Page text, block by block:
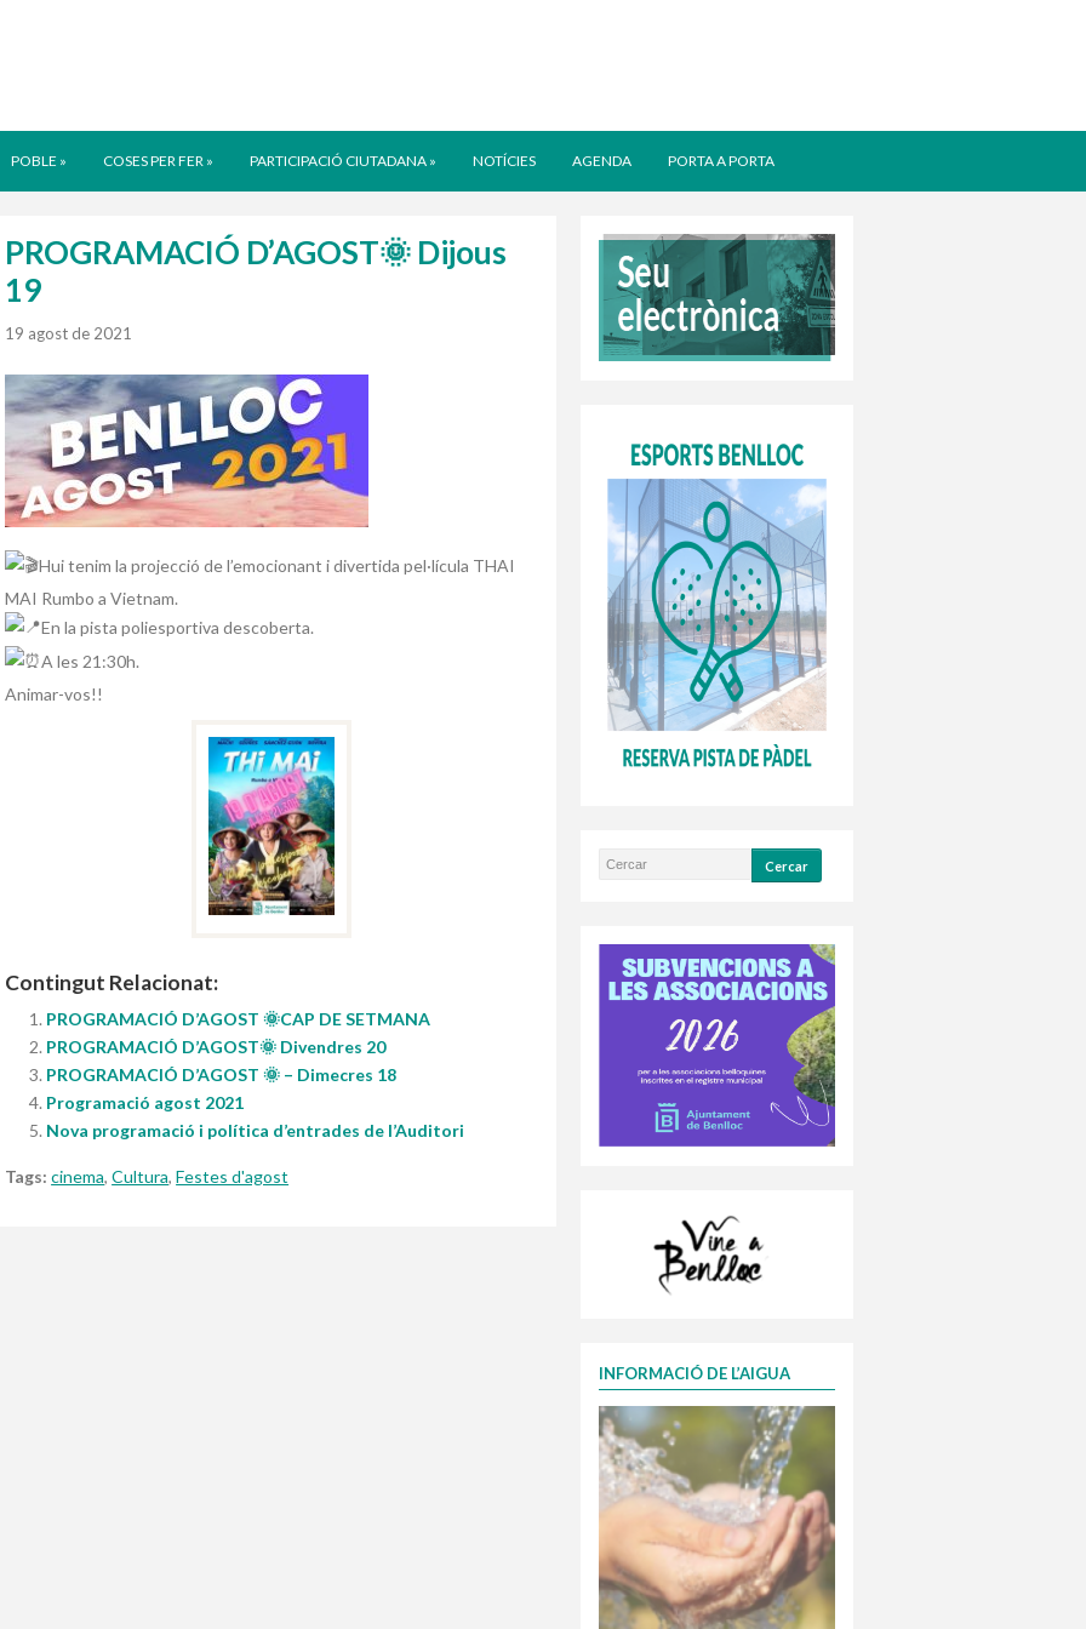
POBLE » COSES PER FER » PARTICIPACIÓ CIUTADANA » NOTÍCIES AGENDA PORTA A PORTA
PROGRAMACIÓ D’AGOST🌞 Dijous
19
19 agost de 2021
Hui tenim la projecció de l’emocionant i divertida pel·lícula THAI
MAI Rumbo a Vietnam.
En la pista poliesportiva descoberta.
A les 21:30h.
Animar-vos!!
Contingut Relacionat:
PROGRAMACIÓ D’AGOST 🌞CAP DE SETMANA
PROGRAMACIÓ D’AGOST🌞 Divendres 20
PROGRAMACIÓ D’AGOST 🌞 – Dimecres 18
Programació agost 2021
Nova programació i política d’entrades de l’Auditori
Tags: cinema,Cultura,Festes d'agost
INFORMACIÓ DE L’AIGUA